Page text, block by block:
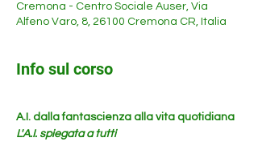
Cremona - Centro Sociale Auser, Via
Alfeno Varo, 8, 26100 Cremona CR, Italia
Info sul corso
A.I. dalla fantascienza alla vita quotidiana
L'A.I. spiegata a tutti